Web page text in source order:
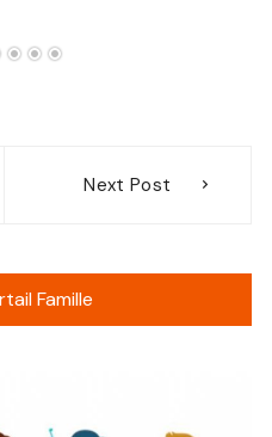
Next Post
Famille